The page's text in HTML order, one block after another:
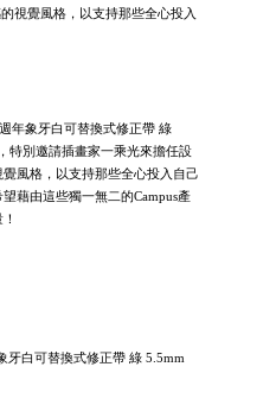
視覺風格，以支持那些全心投入
年象牙白可替換式修正帶 綠
特別邀請插畫家一乘光來擔任設
風格，以支持那些全心投入自己
藉由這些獨一無二的Campus產
牙白可替換式修正帶 綠 5.5mm